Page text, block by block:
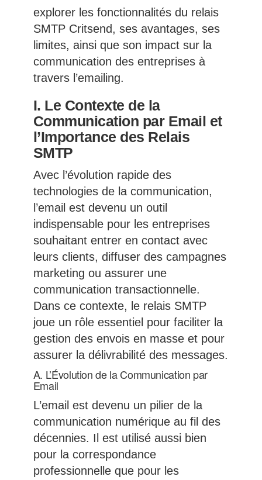
explorer les fonctionnalités du relais
SMTP Critsend, ses avantages, ses
limites, ainsi que son impact sur la
communication des entreprises à
travers l’emailing.
I. Le Contexte de la
Communication par Email et
l’Importance des Relais
SMTP
Avec l’évolution rapide des
technologies de la communication,
l’email est devenu un outil
indispensable pour les entreprises
souhaitant entrer en contact avec
leurs clients, diffuser des campagnes
marketing ou assurer une
communication transactionnelle.
Dans ce contexte, le relais SMTP
joue un rôle essentiel pour faciliter la
gestion des envois en masse et pour
assurer la délivrabilité des messages.
A. L’Évolution de la Communication par
Email
L’email est devenu un pilier de la
communication numérique au fil des
décennies. Il est utilisé aussi bien
pour la correspondance
professionnelle que pour les